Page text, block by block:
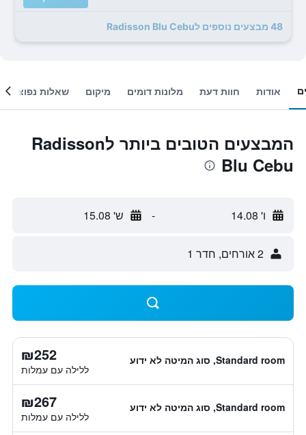
48 מבצעים נוספים לRadisson Blu Cebu
אודות חוות דעת מלונות דומים מיקום שאלות נפוצות
המבצעים הטובים ביותר לRadisson
Blu Cebu
ו' 14.08 - ש' 15.08
2 אורחים, חדר 1
Standard room, סוג המיטה לא ידוע ₪252
ללילה עם עמלות
Standard room, סוג המיטה לא ידוע ₪267
ללילה עם עמלות